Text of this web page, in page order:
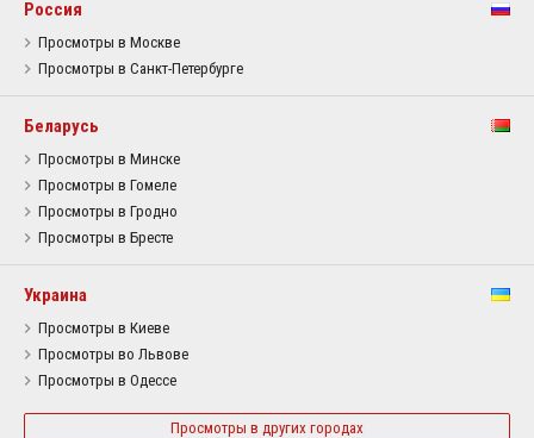
Россия
Просмотры в Москве
Просмотры в Санкт-Петербурге
Беларусь
Просмотры в Минске
Просмотры в Гомеле
Просмотры в Гродно
Просмотры в Бресте
Украина
Просмотры в Киеве
Просмотры во Львове
Просмотры в Одессе
Просмотры в других городах